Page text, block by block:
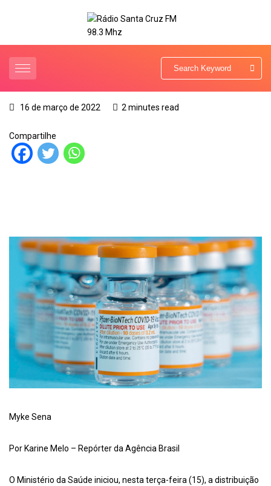
16 de março de 2022 2 minutes read
Compartilhe
Myke Sena
Por Karine Melo – Repórter da Agência Brasil
O Ministério da Saúde iniciou, nesta terça-feira (15), a distribuição